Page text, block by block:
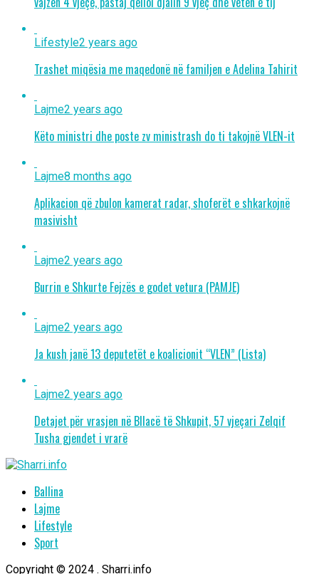
Lifestyle2 years ago
Trashet miqësia me maqedonë në familjen e Adelina Tahirit
Lajme2 years ago
Këto ministri dhe poste zv ministrash do ti takojnë VLEN-it
Lajme8 months ago
Aplikacion që zbulon kamerat radar, shoferët e shkarkojnë
masivisht
Lajme2 years ago
Burrin e Shkurte Fejzës e godet vetura (PAMJE)
Lajme2 years ago
Ja kush janë 13 deputetët e koalicionit “VLEN” (Lista)
Lajme2 years ago
Detajet për vrasjen në Bllacë të Shkupit, 57 vjeçari Zelqif
Tusha gjendet i vrarë
Ballina
Lajme
Lifestyle
Sport
Copyright © 2024 . Sharri.info